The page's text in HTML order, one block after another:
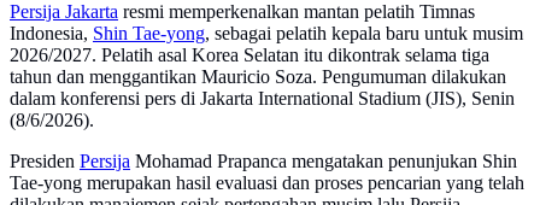
Persija Jakarta resmi memperkenalkan mantan pelatih Timnas
Indonesia, Shin Tae-yong, sebagai pelatih kepala baru untuk musim
2026/2027. Pelatih asal Korea Selatan itu dikontrak selama tiga
tahun dan menggantikan Mauricio Soza. Pengumuman dilakukan
dalam konferensi pers di Jakarta International Stadium (JIS), Senin
(8/6/2026).
Presiden Persija Mohamad Prapanca mengatakan penunjukan Shin
Tae-yong merupakan hasil evaluasi dan proses pencarian yang telah